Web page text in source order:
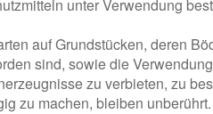
unter Verwendung
auf Grundstücken, deren
sind, sowie die
zu verbieten, zu
zu machen, bleiben unberührt.